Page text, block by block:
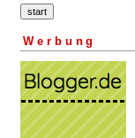
Werbung